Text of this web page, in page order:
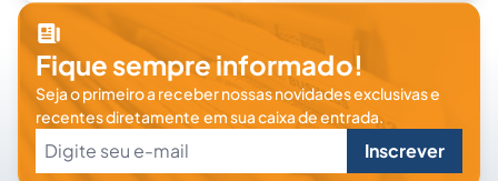
Fique sempre informado!
Seja o primeiro a receber nossas novidades exclusivas e
recentes diretamente em sua caixa de entrada.
Inscrever